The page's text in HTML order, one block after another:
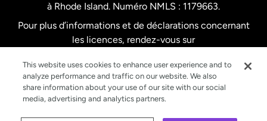
à Rhode Island. Numéro NMLS : 1179663.
Pour plus d’informations et de déclarations concernant
les licences, rendez-vous sur
This website uses cookies to enhance user experience and to
analyze performance and traffic on our website. We also
share information about your use of our site with our social
media, advertising and analytics partners.